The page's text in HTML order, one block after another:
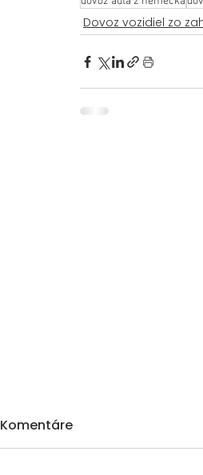
Dovoz vozidiel zo
Komentáre